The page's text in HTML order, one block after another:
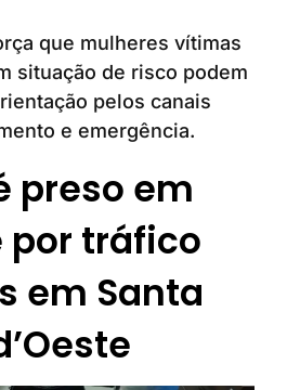
que mulheres vítimas
situação de risco podem
pelos canais
e emergência.
preso em
tráfico
em Santa